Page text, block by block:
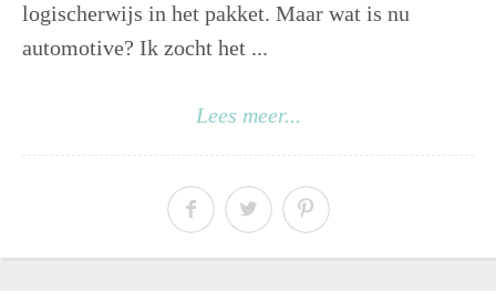
logischerwijs in het pakket. Maar wat is nu
automotive? Ik zocht het ...
Lees meer...